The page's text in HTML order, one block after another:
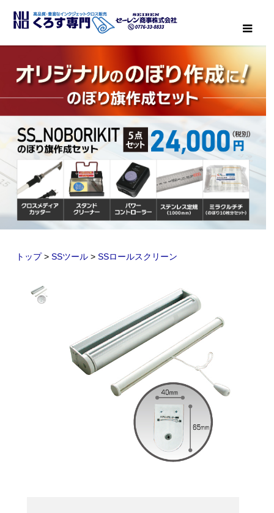
トップ>SSツール >SSロールスクリーン